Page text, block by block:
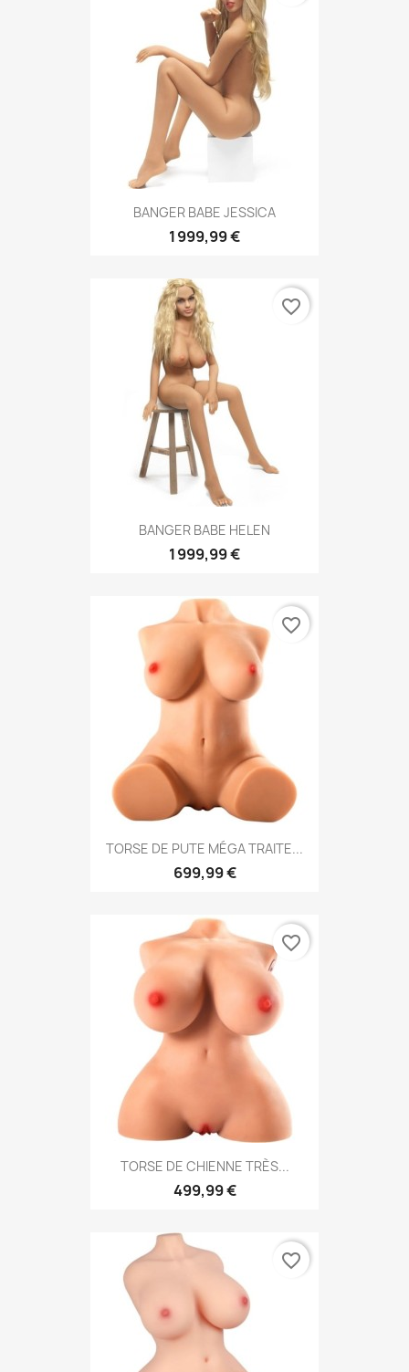
BANGER BABE JESSICA
1 999,99 €
BANGER BABE HELEN
1 999,99 €
favorite_border
TORSE DE PUTE MÉGA TRAITE...
699,99 €
favorite_border
TORSE DE CHIENNE TRÈS...
499,99 €
favorite_border
favorite_border